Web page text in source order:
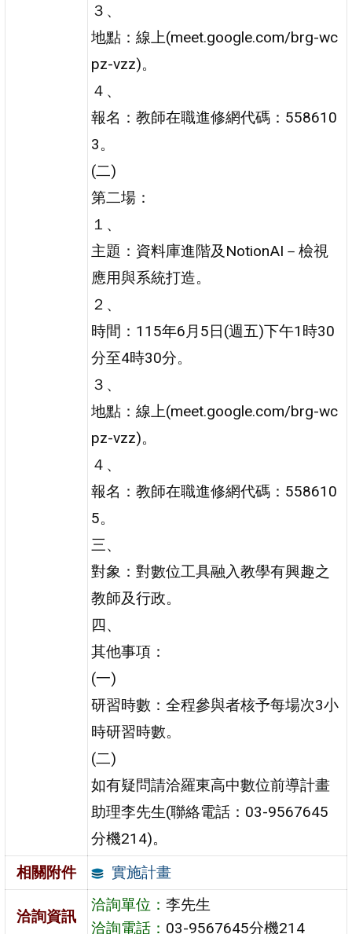
３、
地點：線上(meet.google.com/brg-wc
pz-vzz)。
４、
報名：教師在職進修網代碼：558610
3。
(二)
第二場：
１、
主題：資料庫進階及NotionAI－檢視
應用與系統打造。
２、
時間：115年6月5日(週五)下午1時30
分至4時30分。
３、
地點：線上(meet.google.com/brg-wc
pz-vzz)。
４、
報名：教師在職進修網代碼：558610
5。
三、
對象：對數位工具融入教學有興趣之
教師及行政。
四、
其他事項：
(一)
研習時數：全程參與者核予每場次3小
時研習時數。
(二)
如有疑問請洽羅東高中數位前導計畫
助理李先生(聯絡電話：03-9567645
分機214)。
相關附件
實施計畫
洽詢資訊
洽詢單位：李先生
洽詢電話： 03-9567645分機214